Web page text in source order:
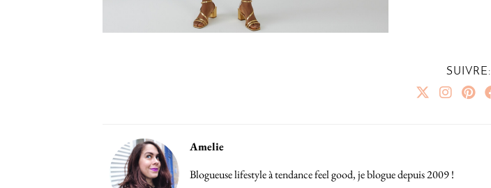
SUIVRE:
Amelie
Blogueuse lifestyle à tendance feel good, je blogue depuis 2009 !